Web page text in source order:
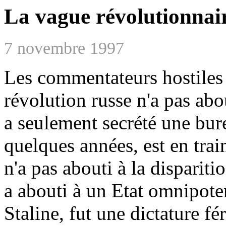
La vague
7 novembre 1997
Les commentateurs
révolution russe n'a pas
a seulement secrété une
quelques années, est en
n'a pas abouti à la
a abouti à un Etat
Staline, fut une dictature